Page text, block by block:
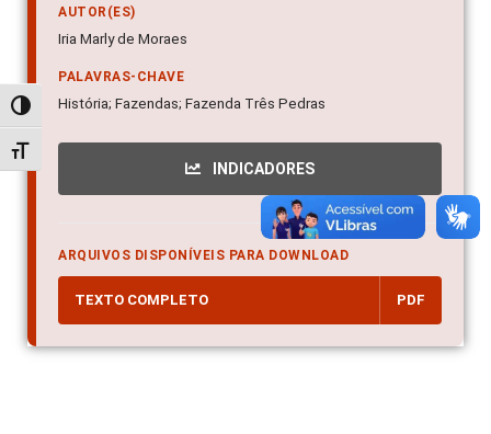
Alternar alto contraste
Alternar tamanho da fonte
AUTOR(ES)
Iria Marly de Moraes
PALAVRAS-CHAVE
História; Fazendas; Fazenda Três Pedras
INDICADORES
ARQUIVOS DISPONÍVEIS PARA DOWNLOAD
TEXTO COMPLETO PDF